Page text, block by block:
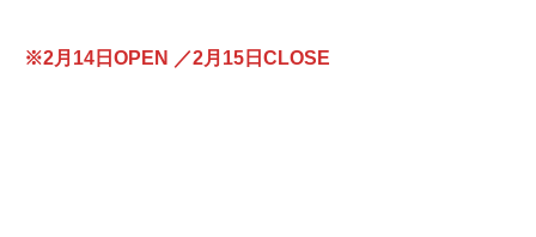
※2月14日OPEN ／2月15日CLOSE